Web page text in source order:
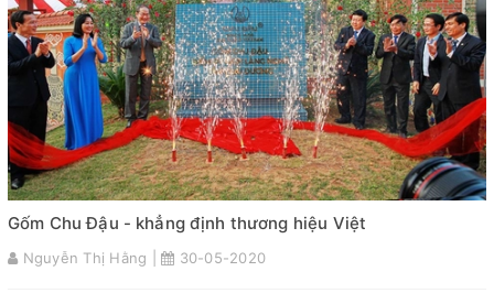
Gốm Chu Đậu - khẳng định thương hiệu Việt
Nguyễn Thị Hằng | 30-05-2020